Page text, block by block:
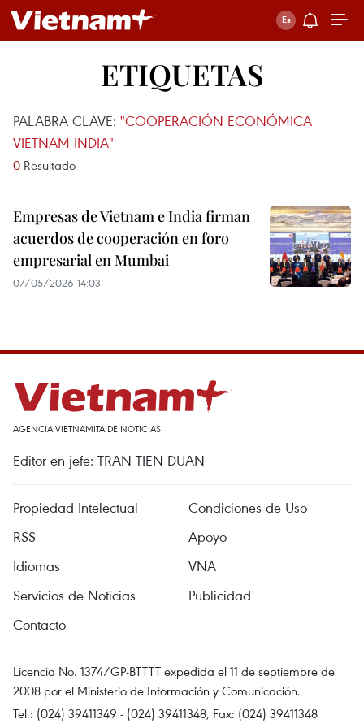
ETIQUETAS
PALABRA CLAVE: "COOPERACIÓN ECONÓMICA
VIETNAM INDIA"
0 Resultado
Empresas de Vietnam e India firman
acuerdos de cooperación en foro
empresarial en Mumbai
07/05/2026 14:03
AGENCIA VIETNAMITA DE NOTICIAS
Editor en jefe: TRAN TIEN DUAN
Propiedad Intelectual
Condiciones de Uso
RSS
Apoyo
Idiomas
VNA
Servicios de Noticias
Publicidad
Contacto
Licencia No. 1374/GP-BTTTT expedida el 11 de septiembre de
2008 por el Ministerio de Información y Comunicación.
Tel.: (024) 39411349 - (024) 39411348, Fax: (024) 39411348